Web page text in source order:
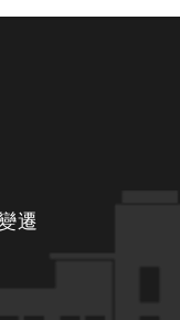
遷